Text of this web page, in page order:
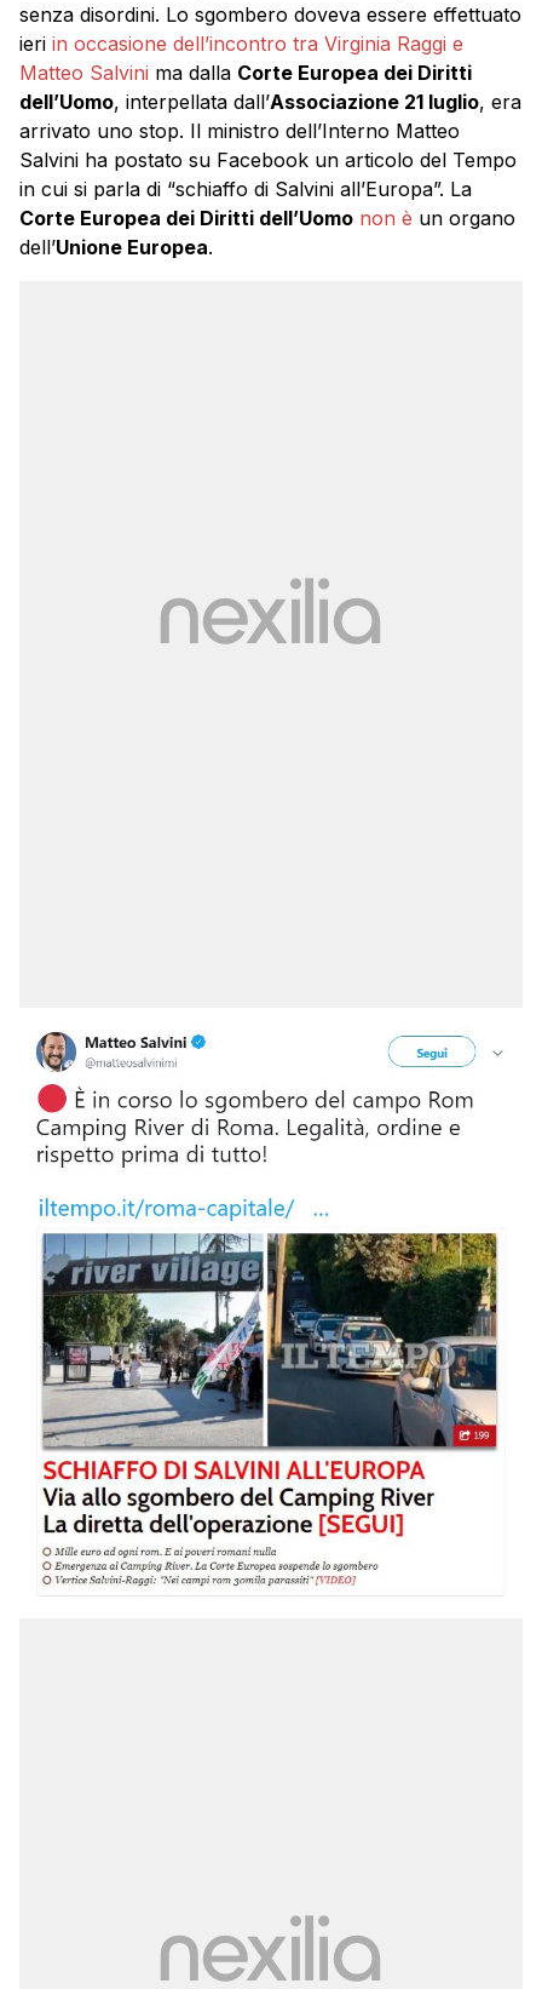
senza disordini. Lo sgombero doveva essere effettuato
ieri in occasione dell’incontro tra Virginia Raggi e
Matteo Salvini ma dalla Corte Europea dei Diritti
dell’Uomo, interpellata dall’Associazione 21 luglio, era
arrivato uno stop. Il ministro dell’Interno Matteo
Salvini ha postato su Facebook un articolo del Tempo
in cui si parla di “schiaffo di Salvini all’Europa”. La
Corte Europea dei Diritti dell’Uomo non è un organo
dell’Unione Europea.